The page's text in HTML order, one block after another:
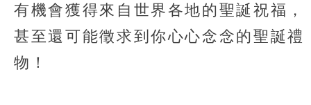
有機會獲得來自世界各地的聖誕祝福，
甚至還可能徵求到你心心念念的聖誕禮
物！